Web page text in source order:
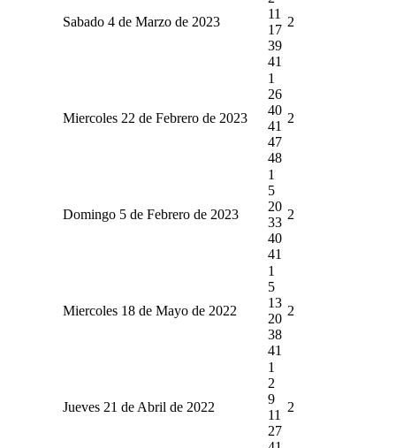
Sabado 4 de Marzo de 2023
11
17
39
41
2
Miercoles 22 de Febrero de 2023
1
26
40
41
47
48
2
Domingo 5 de Febrero de 2023
1
5
20
33
40
41
2
Miercoles 18 de Mayo de 2022
1
5
13
20
38
41
2
Jueves 21 de Abril de 2022
1
2
9
11
27
2